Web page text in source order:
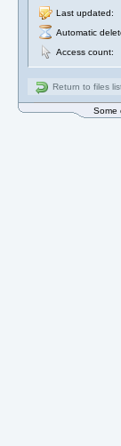
Last updated:
Automatic
Access count:
Return to files
Some